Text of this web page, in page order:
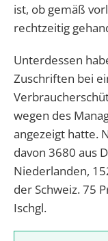
ist, ob gemäß
rechtzeitig
Unterdessen
Zuschriften bei
wegen des
angezeigt hatte.
davon 3680 aus
Niederlanden,
der Schweiz. 75
Ischgl.